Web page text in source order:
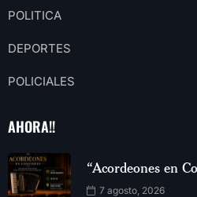
POLITICA
DEPORTES
POLICIALES
AHORA!!
“Acordeones en
7 agosto, 2026